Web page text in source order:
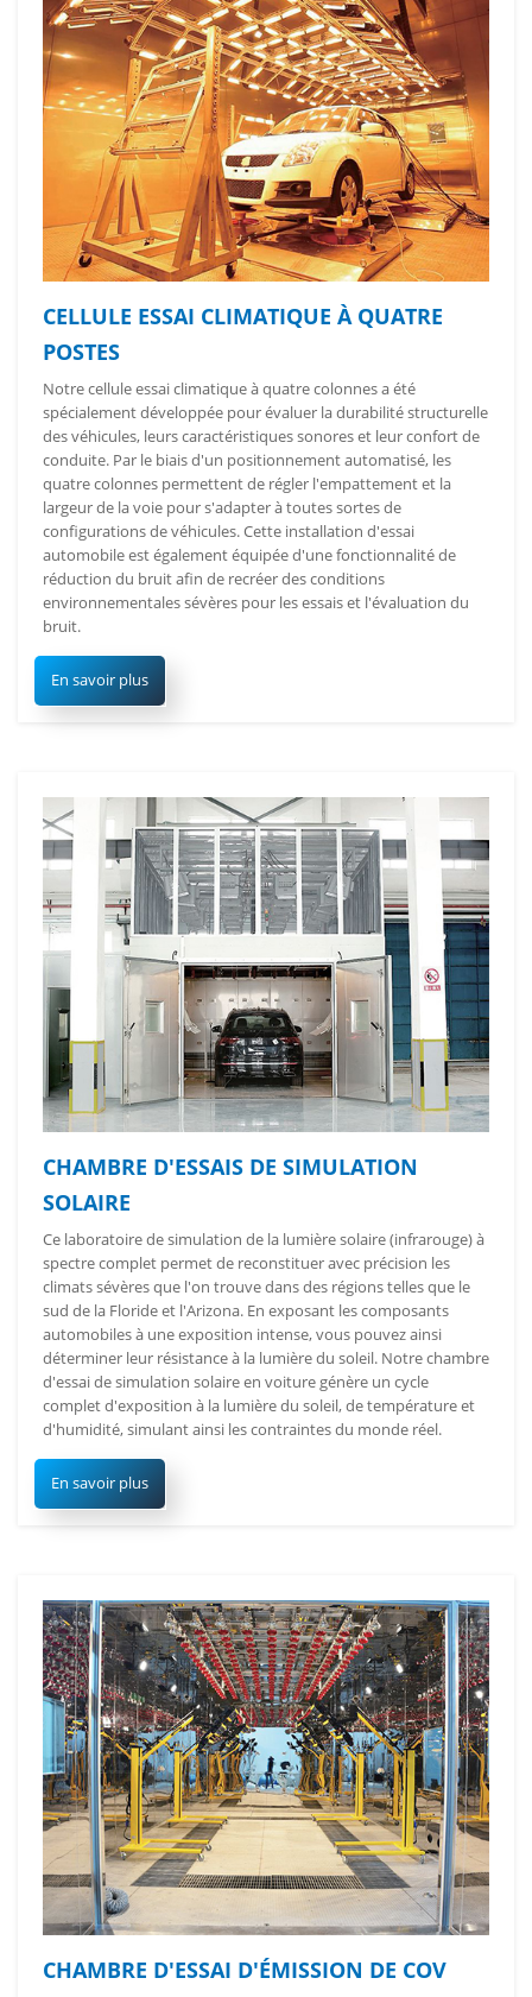
CELLULE ESSAI CLIMATIQUE À QUATRE
POSTES
Notre cellule essai climatique à quatre colonnes a été
spécialement développée pour évaluer la durabilité structurelle
des véhicules, leurs caractéristiques sonores et leur confort de
conduite. Par le biais d'un positionnement automatisé, les
quatre colonnes permettent de régler l'empattement et la
largeur de la voie pour s'adapter à toutes sortes de
configurations de véhicules. Cette installation d'essai
automobile est également équipée d'une fonctionnalité de
réduction du bruit afin de recréer des conditions
environnementales sévères pour les essais et l'évaluation du
bruit.
En savoir plus
CHAMBRE D'ESSAIS DE SIMULATION
SOLAIRE
Ce laboratoire de simulation de la lumière solaire (infrarouge) à
spectre complet permet de reconstituer avec précision les
climats sévères que l'on trouve dans des régions telles que le
sud de la Floride et l'Arizona. En exposant les composants
automobiles à une exposition intense, vous pouvez ainsi
déterminer leur résistance à la lumière du soleil. Notre chambre
d'essai de simulation solaire en voiture génère un cycle
complet d'exposition à la lumière du soleil, de température et
d'humidité, simulant ainsi les contraintes du monde réel.
En savoir plus
CHAMBRE D'ESSAI D'ÉMISSION DE COV